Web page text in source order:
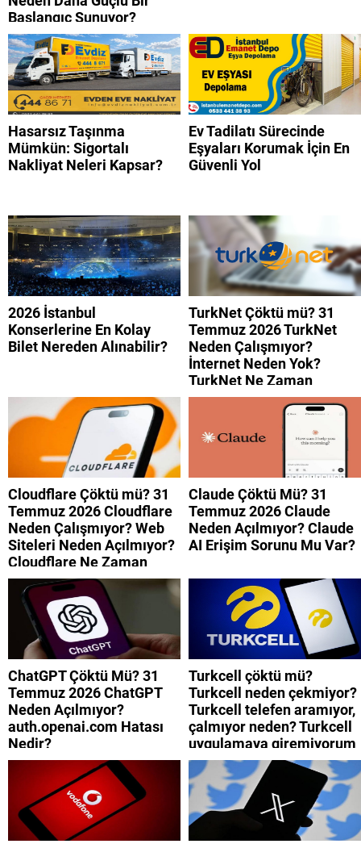
Başlangıç Sunuyor?
Hasarsız Taşınma
Mümkün: Sigortalı
Nakliyat Neleri Kapsar?
Ev Tadilatı Sürecinde
Eşyaları Korumak İçin En
Güvenli Yol
2026 İstanbul
Konserlerine En Kolay
Bilet Nereden Alınabilir?
TurkNet Çöktü mü? 31
Temmuz 2026 TurkNet
Neden Çalışmıyor?
İnternet Neden Yok?
TurkNet Ne Zaman
Düzelecek?
Cloudflare Çöktü mü? 31
Temmuz 2026 Cloudflare
Neden Çalışmıyor? Web
Siteleri Neden Açılmıyor?
Cloudflare Ne Zaman
Düzelecek?
Claude Çöktü Mü? 31
Temmuz 2026 Claude
Neden Açılmıyor? Claude
AI Erişim Sorunu Mu Var?
ChatGPT Çöktü Mü? 31
Temmuz 2026 ChatGPT
Neden Açılmıyor?
auth.openai.com Hatası
Nedir?
Turkcell çöktü mü?
Turkcell neden çekmiyor?
Turkcell telefen aramıyor,
çalmıyor neden? Turkcell
uygulamaya giremiyorum
neden? Turkcell internet
neden yavaş?